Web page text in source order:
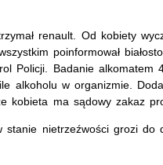
renault. Od kobiety
poinformował
Policji. Badanie alkomatem
alkoholu w organizmie.
kobieta ma sądowy zakaz
nietrzeźwości grozi do